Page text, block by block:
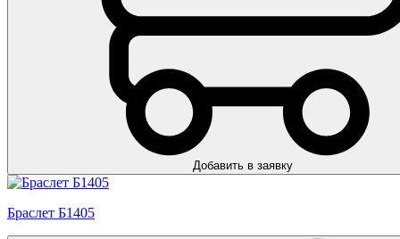
Добавить в заявку
Браслет Б1405